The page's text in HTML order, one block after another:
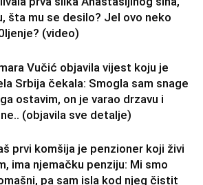
šta mu se desilo? Jel ovo neko
(video)
Vučić objavila vijest koju je
Srbija čekala: Smogla sam snage
ostavim, on je varao drzavu i
(objavila sve detalje)
prvi komšija je penzioner koji živi
ima njemačku penziju: Mi smo
pa sam isla kod njeg čistit